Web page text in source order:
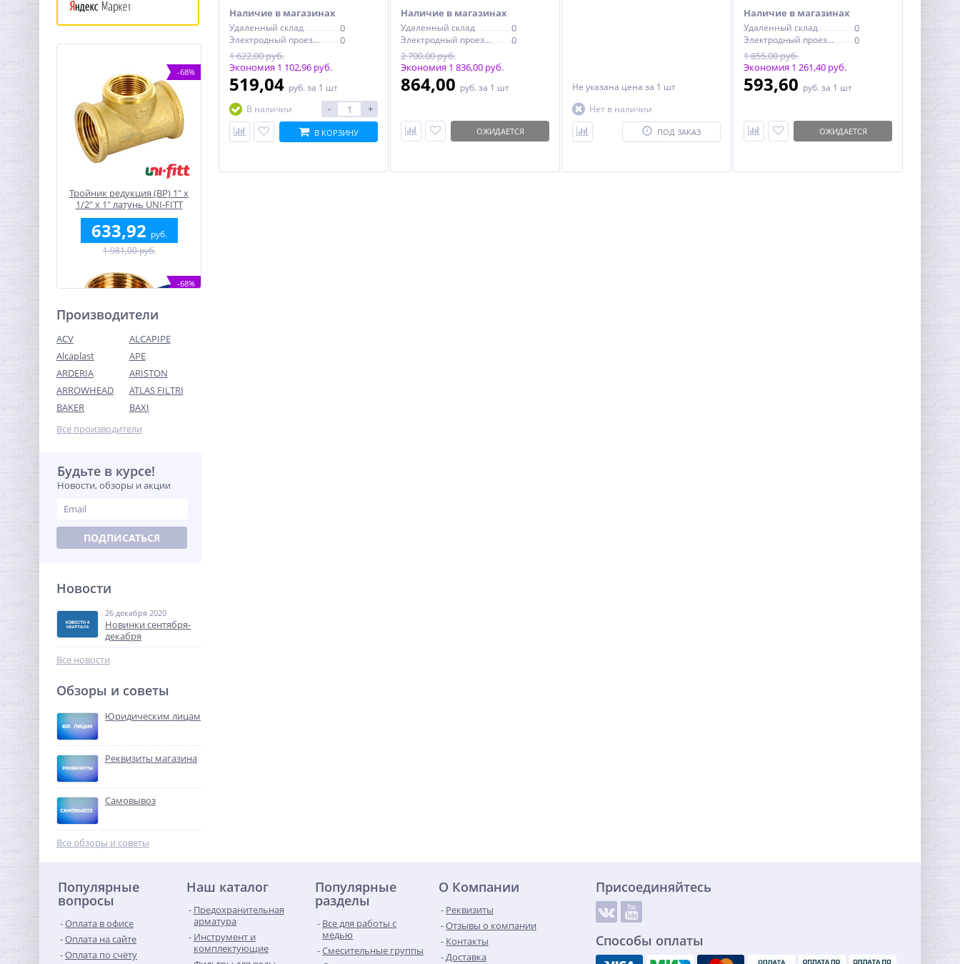
-68%
Тройник редукция (ВР) 1" x
1/2" x 1" латунь UNI-FITT
633,92 руб.
1 981,00 руб.
-68%
Предохранительный
клапан 3/4х1 ROMMER для
систем водоснабжения 10
451,84
Ниппель редукция 1/2" x
3/8" (НР) латунь UNI-FITT
99,84
Система контроля
протечек Neptun Bugatti
ProW 1/2"
22 313,00 руб.
-68%
Производители
ACV
ALCAPIPE
Alcaplast
APE
ARDERIA
ARISTON
ARROWHEAD
ATLAS FILTRI
BAKER
BAXI
Все производители
Будьте в курсе!
Новости, обзоры и акции
ПОДПИСАТЬСЯ
Новости
26 декабря 2020
Новинки сентября-
декабря
Все новости
Обзоры и советы
Юридическим лицам
Реквизиты магазина
Самовывоз
Все обзоры и советы
Наличие в магазинах
Удаленный склад 0
Электродный проезд, 6с1
0
1 622,00 руб.
Экономия 1 102,96 руб.
519,04 руб. за 1 шт
В наличии
- +
В КОРЗИНУ
Наличие в магазинах
Удаленный склад 0
Электродный проезд, 6с1
0
2 700,00 руб.
Экономия 1 836,00 руб.
864,00 руб. за 1 шт
ОЖИДАЕТСЯ
Не указана цена за 1 шт
Нет в наличии
ПОД ЗАКАЗ
Наличие в магазинах
Удаленный склад 0
Электродный проезд, 6с1
0
1 855,00 руб.
Экономия 1 261,40 руб.
593,60 руб. за 1 шт
ОЖИДАЕТСЯ
Популярные
вопросы
Оплата в офисе
Оплата на сайте
Оплата по счёту
Наш каталог
Предохранительная
арматура
Инструмент и
комплектующие
Популярные
разделы
Все для работы с
медью
Смесительные группы
О Компании
Реквизиты
Отзывы о компании
Контакты
Доставка
Присоединяйтесь
Способы оплаты